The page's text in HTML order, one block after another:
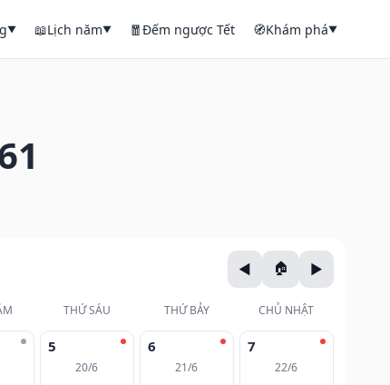
▼ 📖Lịch năm▼ 🧧Đếm ngược Tết 🧭Khám phá▼
THỨ SÁU THỨ BẢY CHỦ NHẬT
5
20/6
6
21/6
7
22/6